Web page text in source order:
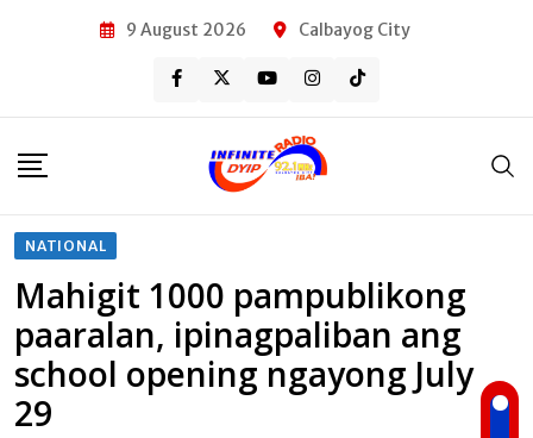
9 August 2026 Calbayog City
NATIONAL
Mahigit 1000 pampublikong
paaralan, ipinagpaliban ang
school opening ngayong July
29